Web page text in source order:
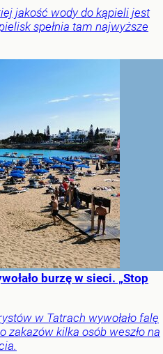
jakość wody do kąpieli jest
spełnia tam najwyższe
burzę w sieci. „Stop
w Tatrach wywołało falę
kilka osób weszło na